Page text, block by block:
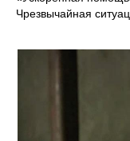
Чрезвычайная